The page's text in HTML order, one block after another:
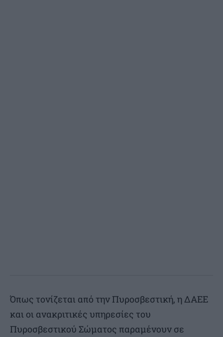
Όπως τονίζεται από την Πυροσβεστική, η ΔΑΕΕ
και οι ανακριτικές υπηρεσίες του
Πυροσβεστικού Σώματος παραμένουν σε